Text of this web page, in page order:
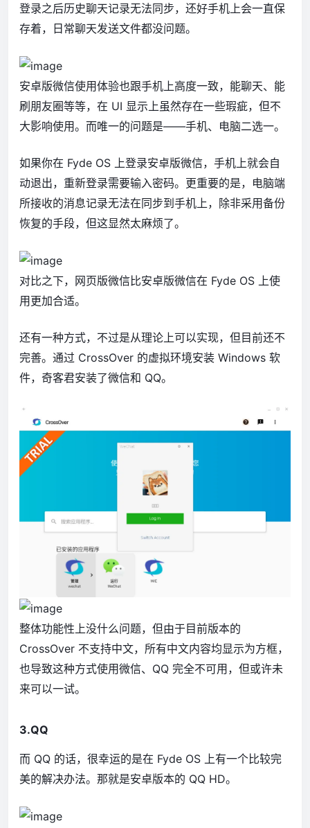
登录之后历史聊天记录无法同步，还好手机上会一直保
存着，日常聊天发送文件都没问题。
安卓版微信使用体验也跟手机上高度一致，能聊天、能
刷朋友圈等等，在 UI 显示上虽然存在一些瑕疵，但不
大影响使用。而唯一的问题是——手机、电脑二选一。
如果你在 Fyde OS 上登录安卓版微信，手机上就会自
动退出，重新登录需要输入密码。更重要的是，电脑端
所接收的消息记录无法在同步到手机上，除非采用备份
恢复的手段，但这显然太麻烦了。
对比之下，网页版微信比安卓版微信在 Fyde OS 上使
用更加合适。
还有一种方式，不过是从理论上可以实现，但目前还不
完善。通过 CrossOver 的虚拟环境安装 Windows 软
件，奇客君安装了微信和 QQ。
整体功能性上没什么问题，但由于目前版本的
CrossOver 不支持中文，所有中文内容均显示为方框，
也导致这种方式使用微信、QQ 完全不可用，但或许未
来可以一试。
3.QQ
而 QQ 的话，很幸运的是在 Fyde OS 上有一个比较完
美的解决办法。那就是安卓版本的 QQ HD。